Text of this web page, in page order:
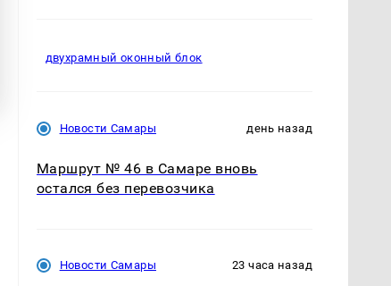
двухрамный оконный блок
Новости Самары день назад
Маршрут № 46 в Самаре вновь
остался без перевозчика
Новости Самары 23 часа назад